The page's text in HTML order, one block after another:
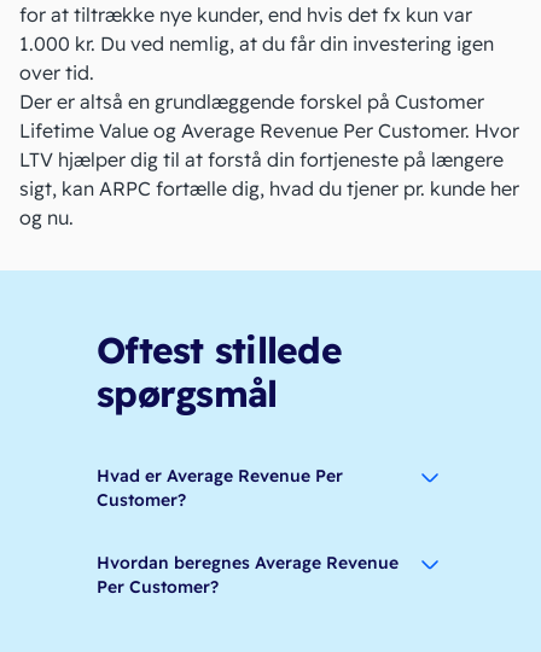
for at tiltrække nye kunder, end hvis det fx kun var
1.000 kr. Du ved nemlig, at du får din investering igen
over tid.
Der er altså en grundlæggende forskel på Customer
Lifetime Value og Average Revenue Per Customer. Hvor
LTV hjælper dig til at forstå din fortjeneste på længere
sigt, kan ARPC fortælle dig, hvad du tjener pr. kunde her
og nu.
Oftest stillede
spørgsmål
Hvad er Average Revenue Per
Customer?
Hvordan beregnes Average Revenue
Per Customer?